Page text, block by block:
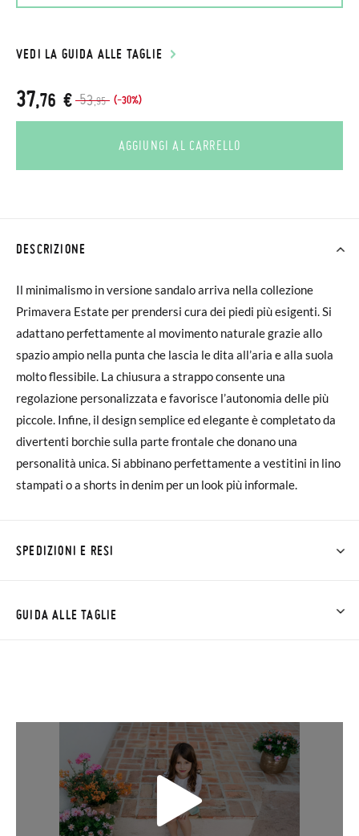
VEDI LA GUIDA ALLE TAGLIE
53,95 (-30%)
37,76 €
AGGIUNGI AL CARRELLO
DESCRIZIONE
Il minimalismo in versione sandalo arriva nella collezione
Primavera Estate per prendersi cura dei piedi più esigenti. Si
adattano perfettamente al movimento naturale grazie allo
spazio ampio nella punta che lascia le dita all’aria e alla suola
molto flessibile. La chiusura a strappo consente una
regolazione personalizzata e favorisce l’autonomia delle più
piccole. Infine, il design semplice ed elegante è completato da
divertenti borchie sulla parte frontale che donano una
personalità unica. Si abbinano perfettamente a vestitini in lino
stampati o a shorts in denim per un look più informale.
SPEDIZIONI E RESI
ordini inferiori a 30 €, la spedizione standard costa 3,95 € e
Se le scarpe arrivano e non sono esattamente quello che
cercavi, puoi richiedere facilmente un reso gratuito.
Se hai un account, ti basta accedere per avviare la procedura.
Se hai effettuato il pagamento come ospite, visita la nostra
GUIDA ALLE TAGLIE